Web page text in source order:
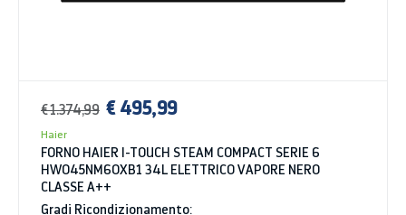
€ 1.374,99 € 495,99
Haier
FORNO HAIER I-TOUCH STEAM COMPACT SERIE 6
HWO45NM6OXB1 34L ELETTRICO VAPORE NERO
CLASSE A++
Gradi Ricondizionamento: